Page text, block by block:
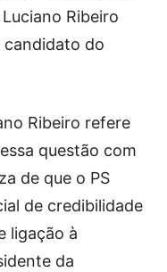
Contactos Ribeiro
candidato do
Ribeiro refere
questão com
de que o PS
de credibilidade
ligação à
da